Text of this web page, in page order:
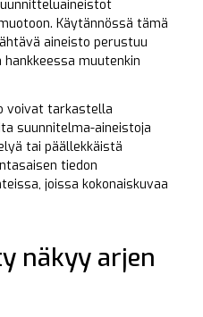
Käytännössä tämä
aineisto perustuu
muutenkin
voivat tarkastella
suunnitelma-aineistoja
tai päällekkäistä
tiedon
joissa kokonaiskuvaa
näkyy arjen